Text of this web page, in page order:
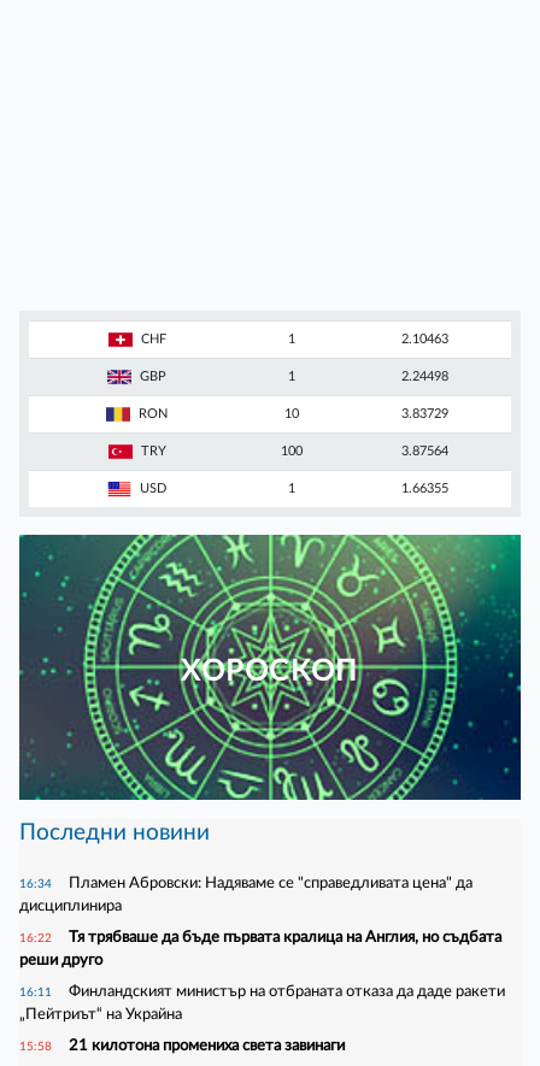
CHF 1 2.10463
GBP 1 2.24498
RON 10 3.83729
TRY 100 3.87564
USD 1 1.66355
ХОРОСКОП
Последни новини
16:34
Пламен Абровски: Надяваме се "справедливата цена" да
дисциплинира
16:22
Тя трябваше да бъде първата кралица на Англия, но съдбата
реши друго
16:11
Финландският министър на отбраната отказа да даде ракети
„Пейтриът“ на Украйна
15:58 21 килотона промениха света завинаги